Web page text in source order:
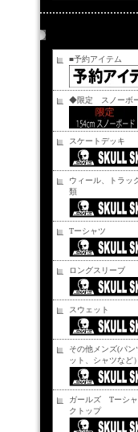
■予約アイテム
◆限定 スノーボ
スケートデッキ
ウィール、トラッ
類
Tーシャツ
ロングスリーブ
スウェット
その他メンズ(パン
ット、シャツなど）
ガールズ Tーシャ
クトップ